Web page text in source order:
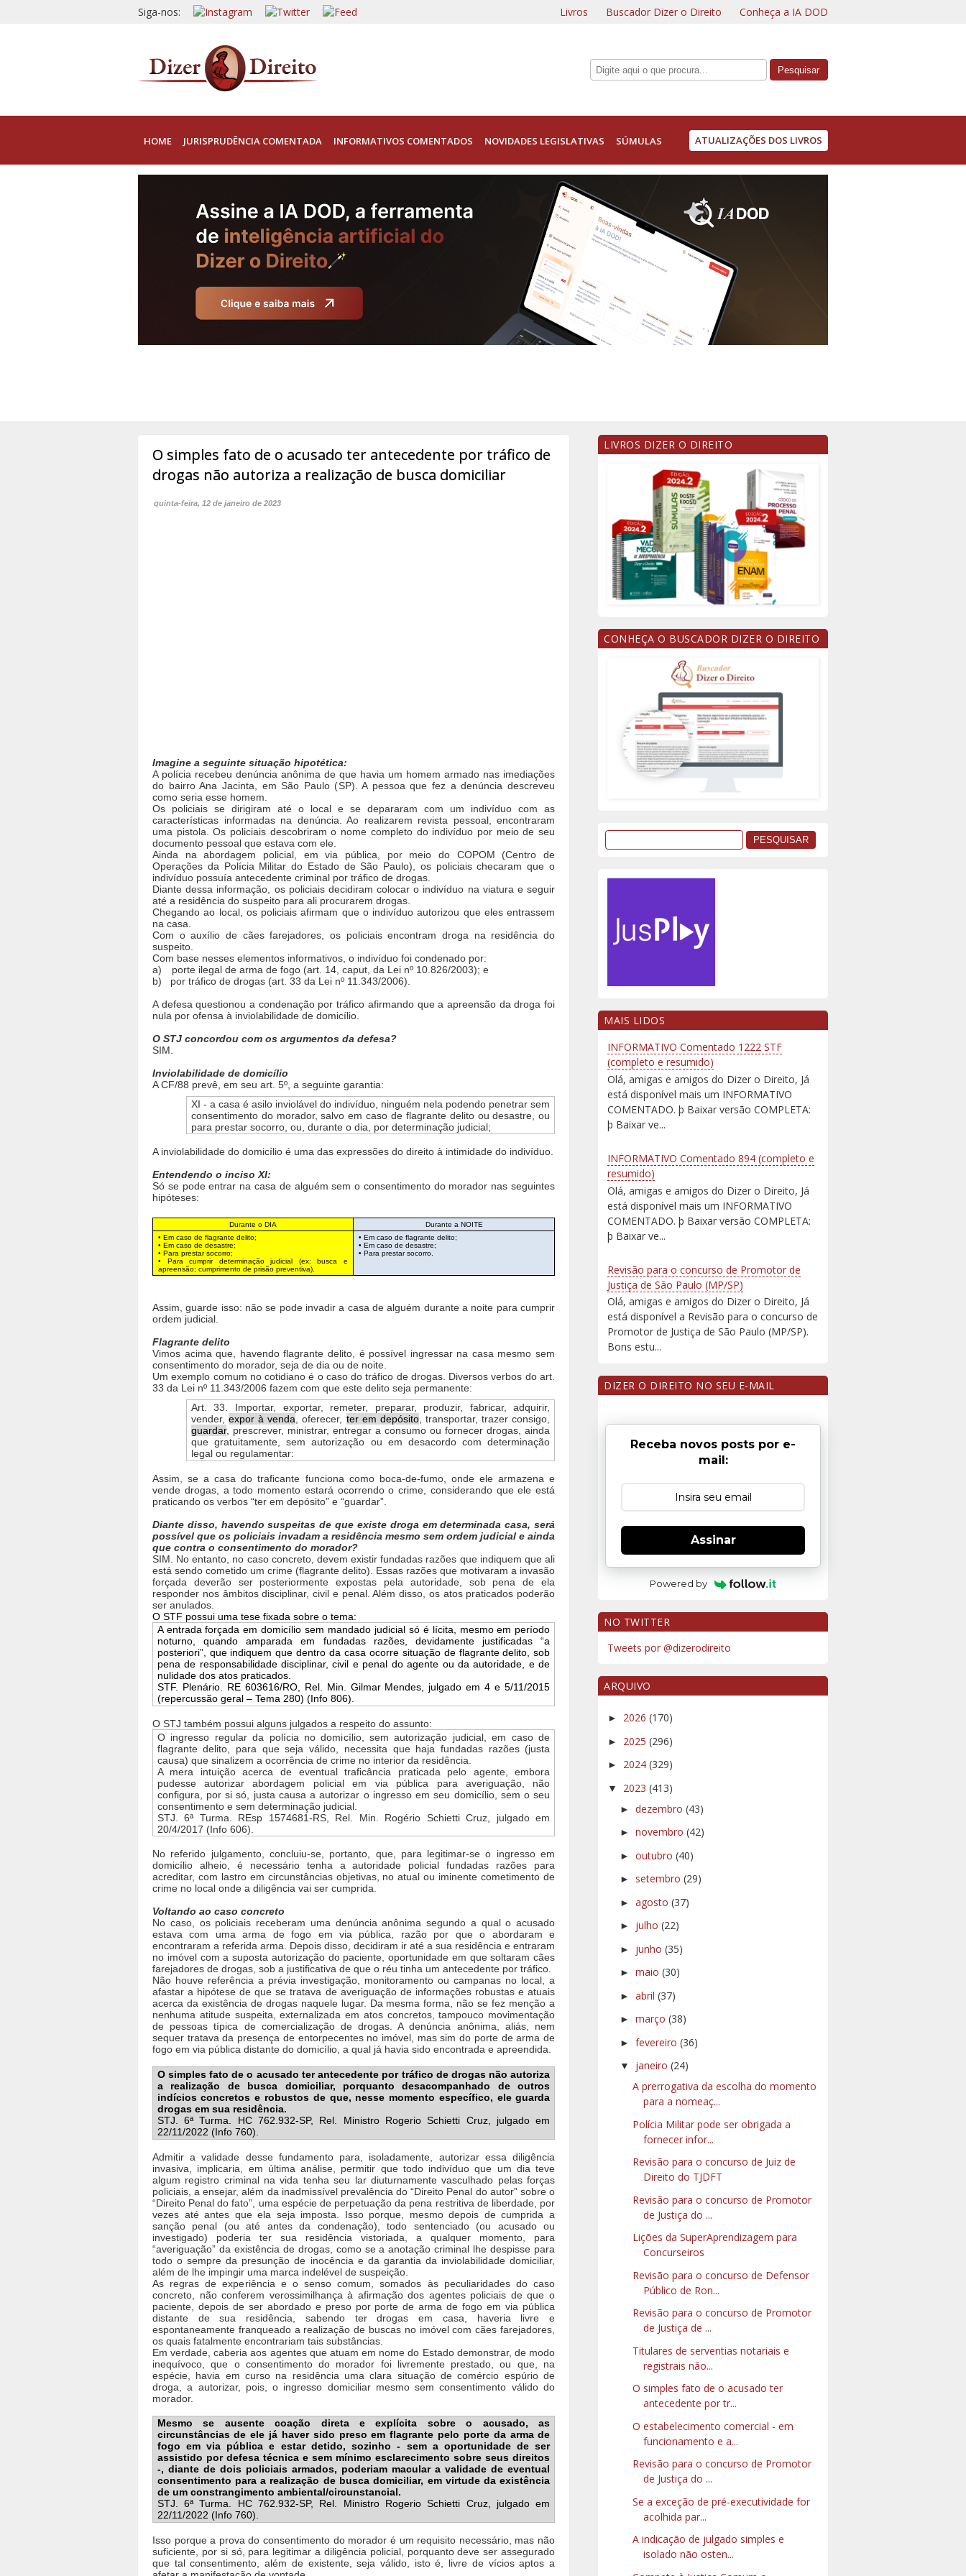
Siga-nos: Livros Buscador Dizer o Direito Conheça a IA DOD
HOME JURISPRUDÊNCIA COMENTADA INFORMATIVOS COMENTADOS NOVIDADES LEGISLATIVAS SÚMULAS ATUALIZAÇÕES DOS LIVROS
O simples fato de o acusado ter antecedente por tráfico de
drogas não autoriza a realização de busca domiciliar
quinta-feira, 12 de janeiro de 2023
Imagine a seguinte situação hipotética:
A polícia recebeu denúncia anônima de que havia um homem armado nas imediações
do bairro Ana Jacinta, em São Paulo (SP). A pessoa que fez a denúncia descreveu
como seria esse homem.
Os policiais se dirigiram até o local e se depararam com um indivíduo com as
características informadas na denúncia. Ao realizarem revista pessoal, encontraram
uma pistola. Os policiais descobriram o nome completo do indivíduo por meio de seu
documento pessoal que estava com ele.
Ainda na abordagem policial, em via pública, por meio do COPOM (Centro de
Operações da Polícia Militar do Estado de São Paulo), os policiais checaram que o
indivíduo possuía antecedente criminal por tráfico de drogas.
Diante dessa informação, os policiais decidiram colocar o indivíduo na viatura e seguir
até a residência do suspeito para ali procurarem drogas.
Chegando ao local, os policiais afirmam que o indivíduo autorizou que eles entrassem
na casa.
Com o auxílio de cães farejadores, os policiais encontram droga na residência do
suspeito.
Com base nesses elementos informativos, o indivíduo foi condenado por:
a)
porte ilegal de arma de fogo (art. 14, caput, da Lei nº 10.826/2003); e
b)
por tráfico de drogas (art. 33 da Lei nº 11.343/2006).
A defesa questionou a condenação por tráfico afirmando que a apreensão da droga foi
nula por ofensa à inviolabilidade de domicílio.
O STJ concordou com os argumentos da defesa?
SIM.
Inviolabilidade de domicílio
A CF/88 prevê, em seu art. 5º, a seguinte garantia:
XI - a casa é asilo inviolável do indivíduo, ninguém nela podendo penetrar sem
consentimento do morador, salvo em caso de flagrante delito ou desastre, ou
para prestar socorro, ou, durante o dia, por determinação judicial;
A inviolabilidade do domicílio é uma das expressões do direito à intimidade do indivíduo.
Entendendo o inciso XI:
Só se pode entrar na casa de alguém sem o consentimento do morador nas seguintes
hipóteses:
Durante o DIA
Durante a NOITE
• Em caso de flagrante delito;
• Em caso de desastre;
• Para prestar socorro;
• Para cumprir determinação judicial (ex: busca e
apreensão; cumprimento de prisão preventiva).
• Em caso de flagrante delito;
• Em caso de desastre;
• Para prestar socorro.
Assim, guarde isso: não se pode invadir a casa de alguém durante a noite para cumprir
ordem judicial.
Flagrante delito
Vimos acima que, havendo flagrante delito, é possível ingressar na casa mesmo sem
consentimento do morador, seja de dia ou de noite.
Um exemplo comum no cotidiano é o caso do tráfico de drogas. Diversos verbos do art.
33 da Lei nº 11.343/2006 fazem com que este delito seja permanente:
Art. 33. Importar, exportar, remeter, preparar, produzir, fabricar, adquirir,
vender, expor à venda , oferecer, ter em depósito, transportar, trazer consigo,
guardar, prescrever, ministrar, entregar a consumo ou fornecer drogas, ainda
que gratuitamente, sem autorização ou em desacordo com determinação
legal ou regulamentar:
Assim, se a casa do traficante funciona como boca-de-fumo, onde ele armazena e
vende drogas, a todo momento estará ocorrendo o crime, considerando que ele está
praticando os verbos “ter em depósito” e “guardar”.
Diante disso, havendo suspeitas de que existe droga em determinada casa, será
possível que os policiais invadam a residência mesmo sem ordem judicial e ainda
que contra o consentimento do morador?
SIM. No entanto, no caso concreto, devem existir fundadas razões que indiquem que ali
está sendo cometido um crime (flagrante delito). Essas razões que motivaram a invasão
forçada deverão ser posteriormente expostas pela autoridade, sob pena de ela
responder nos âmbitos disciplinar, civil e penal. Além disso, os atos praticados poderão
ser anulados.
O STF possui uma tese fixada sobre o tema:
A entrada forçada em domicílio sem mandado judicial só é lícita, mesmo em período
noturno, quando amparada em fundadas razões, devidamente justificadas “a
posteriori”, que indiquem que dentro da casa ocorre situação de flagrante delito, sob
pena de responsabilidade disciplinar, civil e penal do agente ou da autoridade, e de
nulidade dos atos praticados.
STF. Plenário. RE 603616/RO, Rel. Min. Gilmar Mendes, julgado em 4 e 5/11/2015
(repercussão geral – Tema 280) (Info 806).
O STJ também possui alguns julgados a respeito do assunto:
O ingresso regular da polícia no domicílio, sem autorização judicial, em caso de
flagrante delito, para que seja válido, necessita que haja fundadas razões (justa
causa) que sinalizem a ocorrência de crime no interior da residência.
A mera intuição acerca de eventual traficância praticada pelo agente, embora
pudesse autorizar abordagem policial em via pública para averiguação, não
configura, por si só, justa causa a autorizar o ingresso em seu domicílio, sem o seu
consentimento e sem determinação judicial.
STJ. 6ª Turma. REsp 1574681-RS, Rel. Min. Rogério Schietti Cruz, julgado em
20/4/2017 (Info 606).
No referido julgamento, concluiu-se, portanto, que, para legitimar-se o ingresso em
domicílio alheio, é necessário tenha a autoridade policial fundadas razões para
acreditar, com lastro em circunstâncias objetivas, no atual ou iminente cometimento de
crime no local onde a diligência vai ser cumprida.
Voltando ao caso concreto
No caso, os policiais receberam uma denúncia anônima segundo a qual o acusado
estava com uma arma de fogo em via pública, razão por que o abordaram e
encontraram a referida arma. Depois disso, decidiram ir até a sua residência e entraram
no imóvel com a suposta autorização do paciente, oportunidade em que soltaram cães
farejadores de drogas, sob a justificativa de que o réu tinha um antecedente por tráfico.
Não houve referência a prévia investigação, monitoramento ou campanas no local, a
afastar a hipótese de que se tratava de averiguação de informações robustas e atuais
acerca da existência de drogas naquele lugar. Da mesma forma, não se fez menção a
nenhuma atitude suspeita, externalizada em atos concretos, tampouco movimentação
de pessoas típica de comercialização de drogas. A denúncia anônima, aliás, nem
sequer tratava da presença de entorpecentes no imóvel, mas sim do porte de arma de
fogo em via pública distante do domicílio, a qual já havia sido encontrada e apreendida.
O simples fato de o acusado ter antecedente por tráfico de drogas não autoriza
a realização de busca domiciliar, porquanto desacompanhado de outros
indícios concretos e robustos de que, nesse momento específico, ele guarda
drogas em sua residência.
STJ. 6ª Turma. HC 762.932-SP, Rel. Ministro Rogerio Schietti Cruz, julgado em
22/11/2022 (Info 760).
Admitir a validade desse fundamento para, isoladamente, autorizar essa diligência
invasiva, implicaria, em última análise, permitir que todo indivíduo que um dia teve
algum registro criminal na vida tenha seu lar diuturnamente vasculhado pelas forças
policiais, a ensejar, além da inadmissível prevalência do “Direito Penal do autor” sobre o
“Direito Penal do fato”, uma espécie de perpetuação da pena restritiva de liberdade, por
vezes até antes que ela seja imposta. Isso porque, mesmo depois de cumprida a
sanção penal (ou até antes da condenação), todo sentenciado (ou acusado ou
investigado) poderia ter sua residência vistoriada, a qualquer momento, para
“averiguação” da existência de drogas, como se a anotação criminal lhe despisse para
todo o sempre da presunção de inocência e da garantia da inviolabilidade domiciliar,
além de lhe impingir uma marca indelével de suspeição.
As regras de experiência e o senso comum, somados às peculiaridades do caso
concreto, não conferem verossimilhança à afirmação dos agentes policiais de que o
paciente, depois de ser abordado e preso por porte de arma de fogo em via pública
distante de sua residência, sabendo ter drogas em casa, haveria livre e
espontaneamente franqueado a realização de buscas no imóvel com cães farejadores,
os quais fatalmente encontrariam tais substâncias.
Em verdade, caberia aos agentes que atuam em nome do Estado demonstrar, de modo
inequívoco, que o consentimento do morador foi livremente prestado, ou que, na
espécie, havia em curso na residência uma clara situação de comércio espúrio de
droga, a autorizar, pois, o ingresso domiciliar mesmo sem consentimento válido do
morador.
Mesmo se ausente coação direta e explícita sobre o acusado, as
circunstâncias de ele já haver sido preso em flagrante pelo porte da arma de
fogo em via pública e estar detido, sozinho - sem a oportunidade de ser
assistido por defesa técnica e sem mínimo esclarecimento sobre seus direitos
-, diante de dois policiais armados, poderiam macular a validade de eventual
consentimento para a realização de busca domiciliar, em virtude da existência
de um constrangimento ambiental/circunstancial.
STJ. 6ª Turma. HC 762.932-SP, Rel. Ministro Rogerio Schietti Cruz, julgado em
22/11/2022 (Info 760).
Isso porque a prova do consentimento do morador é um requisito necessário, mas não
suficiente, por si só, para legitimar a diligência policial, porquanto deve ser assegurado
que tal consentimento, além de existente, seja válido, isto é, livre de vícios aptos a
LIVROS DIZER O DIREITO
CONHEÇA O BUSCADOR DIZER O DIREITO
MAIS LIDOS
INFORMATIVO Comentado 1222 STF
(completo e resumido)
Olá, amigas e amigos do Dizer o Direito, Já
está disponível mais um INFORMATIVO
COMENTADO. þ Baixar versão COMPLETA:
þ Baixar ve...
INFORMATIVO Comentado 894 (completo e
resumido)
Olá, amigas e amigos do Dizer o Direito, Já
está disponível mais um INFORMATIVO
COMENTADO. þ Baixar versão COMPLETA:
þ Baixar ve...
Revisão para o concurso de Promotor de
Justiça de São Paulo (MP/SP)
Olá, amigas e amigos do Dizer o Direito, Já
está disponível a Revisão para o concurso de
Promotor de Justiça de São Paulo (MP/SP).
Bons estu...
DIZER O DIREITO NO SEU E-MAIL
Receba novos posts por e-
mail:
Assinar
Powered by
NO TWITTER
Tweets por @dizerodireito
ARQUIVO
► 2026 (170)
► 2025 (296)
► 2024 (329)
▼ 2023 (413)
► dezembro (43)
► novembro (42)
► outubro (40)
► setembro (29)
► agosto (37)
► julho (22)
► junho (35)
► maio (30)
► abril (37)
► março (38)
► fevereiro (36)
▼ janeiro (24)
A prerrogativa da escolha do momento
para a nomeaç...
Polícia Militar pode ser obrigada a
fornecer infor...
Revisão para o concurso de Juiz de
Direito do TJDFT
Revisão para o concurso de Promotor
de Justiça do ...
Lições da SuperAprendizagem para
Concurseiros
Revisão para o concurso de Defensor
Público de Ron...
Revisão para o concurso de Promotor
de Justiça de ...
Titulares de serventias notariais e
registrais não...
O simples fato de o acusado ter
antecedente por tr...
O estabelecimento comercial - em
funcionamento e a...
Revisão para o concurso de Promotor
de Justiça do ...
Se a exceção de pré-executividade for
acolhida par...
A indicação de julgado simples e
isolado não osten...